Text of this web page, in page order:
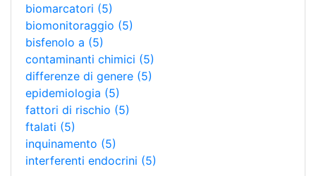
biomarcatori (5)
biomonitoraggio (5)
bisfenolo a (5)
contaminanti chimici (5)
differenze di genere (5)
epidemiologia (5)
fattori di rischio (5)
ftalati (5)
inquinamento (5)
interferenti endocrini (5)